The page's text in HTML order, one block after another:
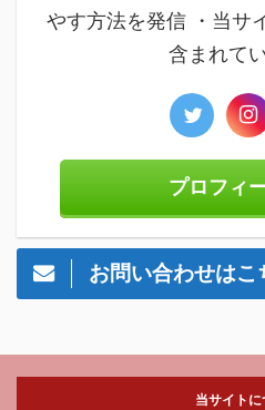
やす方法を発信 ・当サ
含まれて
プロフィ
お問い合わせはこ
当サイトに